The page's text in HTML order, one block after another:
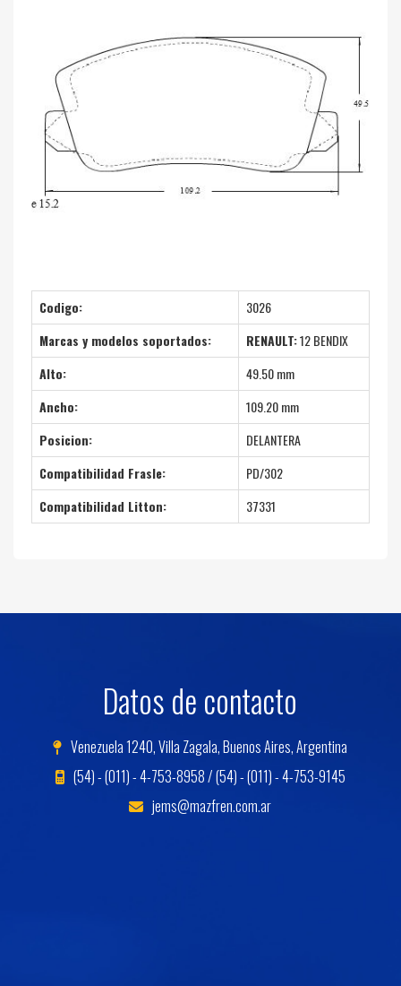
Codigo:
3026
Marcas y modelos soportados:
RENAULT:12 BENDIX
Alto:
49.50 mm
Ancho:
109.20 mm
Posicion:
DELANTERA
Compatibilidad Frasle:
PD/302
Compatibilidad Litton:
37331
Datos de contacto
Venezuela 1240, Villa Zagala, Buenos Aires, Argentina
(54) - (011) - 4-753-8958 / (54) - (011) - 4-753-9145
jems@mazfren.com.ar